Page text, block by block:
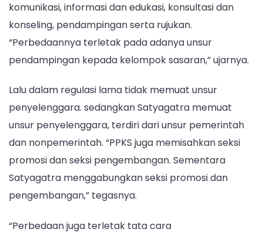
komunikasi, informasi dan edukasi, konsultasi dan
konseling, pendampingan serta rujukan.
“Perbedaannya terletak pada adanya unsur
pendampingan kepada kelompok sasaran,” ujarnya.
Lalu dalam regulasi lama tidak memuat unsur
penyelenggara. sedangkan Satyagatra memuat
unsur penyelenggara, terdiri dari unsur pemerintah
dan nonpemerintah. “PPKS juga memisahkan seksi
promosi dan seksi pengembangan. Sementara
Satyagatra menggabungkan seksi promosi dan
pengembangan,” tegasnya.
“Perbedaan juga terletak tata cara